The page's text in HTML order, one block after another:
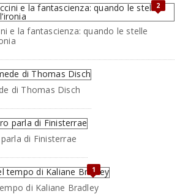
2
e la fantascienza: quando le stelle
di Thomas Disch
di Finisterrae
1
di Kaliane Bradley